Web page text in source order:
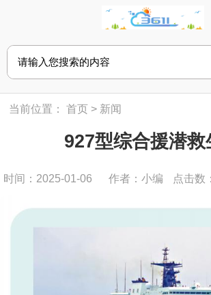
当前位置：首页 > 新闻
927型综合援潜救
时间：2025-01-06 作者：小编 点击数：